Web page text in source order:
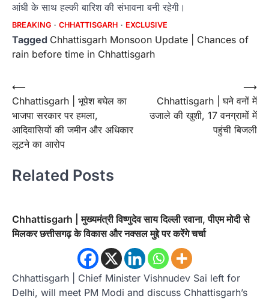
आंधी के साथ हल्की बारिश की संभावना बनी रहेगी।
BREAKING CHHATTISGARH EXCLUSIVE
Tagged Chhattisgarh Monsoon Update | Chances of
rain before time in Chhattisgarh
Post
navigation
⟵
Chhattisgarh | भूपेश बघेल का
भाजपा सरकार पर हमला,
आदिवासियों की जमीन और अधिकार
लूटने का आरोप
Chhattisgarh | घने वनों में
उजाले की खुशी, 17 वनग्रामों में
पहुंची बिजली
⟶
Related Posts
Chhattisgarh | मुख्यमंत्री विष्णुदेव साय दिल्ली रवाना, पीएम मोदी से
मिलकर छत्तीसगढ़ के विकास और नक्सल मुद्दे पर करेंगे चर्चा
Chhattisgarh | Chief Minister Vishnudev Sai left for
Delhi, will meet PM Modi and discuss Chhattisgarh’s